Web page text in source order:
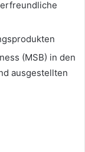
(MSB) in den
ausgestellten